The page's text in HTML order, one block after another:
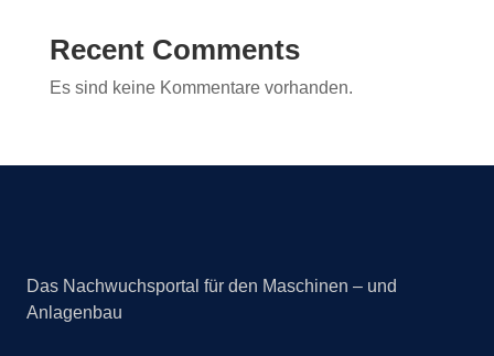
Recent Comments
Es sind keine Kommentare vorhanden.
Das Nachwuchsportal für den Maschinen – und
Anlagenbau